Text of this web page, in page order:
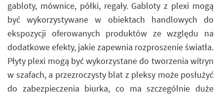
gabloty, mównice, półki, regały. Gabloty z plexi mogą
być wykorzystywane w obiektach handlowych do
ekspozycji oferowanych produktów ze względu na
dodatkowe efekty, jakie zapewnia rozproszenie światła.
Płyty plexi mogą być wykorzystane do tworzenia witryn
w szafach, a przezroczysty blat z pleksy może posłużyć
do zabezpieczenia biurka, co ma szczególnie duże